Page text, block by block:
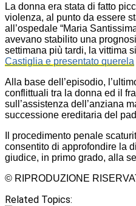
La donna era stata di fatto
violenza, al punto da essere
all’ospedale “Maria
avevano stabilito una
settimana più tardi, la vittima
Castiglia e presentato querela
Alla base dell’episodio,
conflittuali tra la donna ed il
sull’assistenza dell’anziana
successione ereditaria del
Il procedimento penale
consentito di approfondire la
giudice, in primo grado, alla
© RIPRODUZIONE
Related Topics: